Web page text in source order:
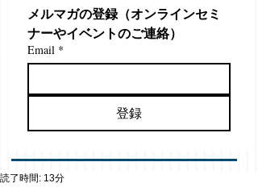
メルマガの登録（オンラインセミ
ナーやイベントのご連絡）
Email *
登録
読了時間: 13分